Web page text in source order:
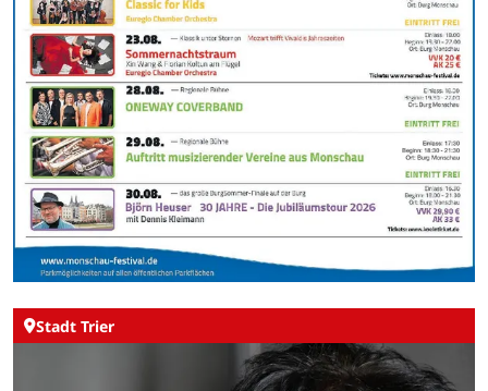
Stadt Trier